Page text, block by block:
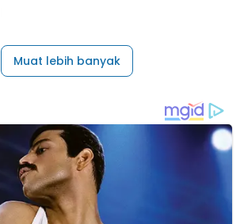
Muat lebih banyak